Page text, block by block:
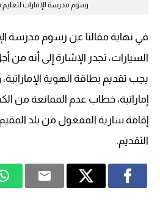
رسوم مدرسة الإمارات لتعليم
في نهاية مقالنا عن رسوم مدرسة
السيارات، تجدر الإشارة إلى أنه من
يجب تقديم بطاقة الهوية
إماراتية، خطاب عدم الممانعة من
إقامة سارية المفعول من بلد
التقديم.